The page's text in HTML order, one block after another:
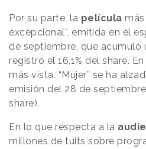
Por su parte, la película
excepcional”, emitida en el
de septiembre, que
registró el 16,1% del share.
más vista. “Mujer” se ha
emisión del 28 de
share).
En lo que respecta a la
millones de tuits sobre